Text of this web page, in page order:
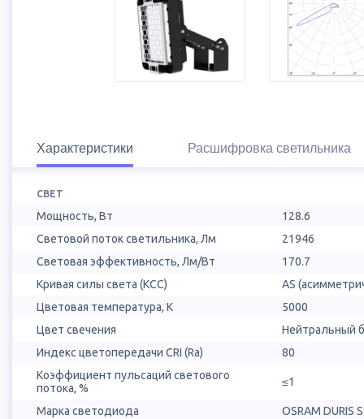
Характеристики Расшифровка светильника
СВЕТ
Мощность, Вт
128.6
Световой поток светильника, Лм
21946
Световая эффективность, Лм/Вт
170.7
Кривая силы света (КСС)
AS
Цветовая температура, К
5000
Цвет свечения
Нейтральный
Индекс цветопередачи CRI (Ra)
80
Коэффициент пульсаций светового
потока, %
≤1
Марка светодиода
OSRAM DURIS